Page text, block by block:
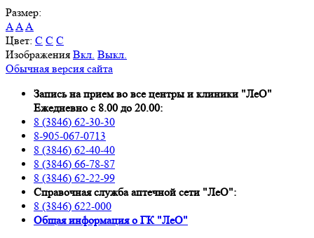
Размер:
AAA
Цвет: C C C
Изображения Вкл. Выкл.
Обычная версия сайта
Запись на прием во все центры и клиники "ЛеО"
Ежедневно с 8.00 до 20.00:
8 (3846) 62-30-30
8-905-067-0713
8 (3846) 62-40-40
8 (3846) 66-78-87
8 (3846) 62-22-99
Справочная служба аптечной сети "ЛеО":
8 (3846) 622-000
Oбщая информация о ГК "ЛеО"